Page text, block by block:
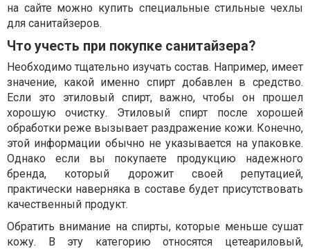
на сайте можно купить специальные стильные чехлы
для санитайзеров.
Что учесть при покупке санитайзера?
Необходимо тщательно изучать состав. Например, имеет
значение, какой именно спирт добавлен в средство.
Если это этиловый спирт, важно, чтобы он прошел
хорошую очистку. Этиловый спирт после хорошей
обработки реже вызывает раздражение кожи. Конечно,
этой информации обычно не указывается на упаковке.
Однако если вы покупаете продукцию надежного
бренда, который дорожит своей репутацией,
практически наверняка в составе будет присутствовать
качественный продукт.
Обратить внимание на спирты, которые меньше сушат
кожу. В эту категорию относятся цетеариловый,